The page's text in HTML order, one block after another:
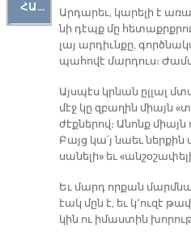
ՀԱՐԹԱԿ
Ար­դա­րեւ, կա­րե­լի է
նի դէպք մը
լայ ար­դիւն­քը,
պա­հո­վէ մար­դուս։
Այս­պէս կրնան ըլ­լալ
մէջ կը զբա­ղին միայն
ժէք­նե­րով։ Ա­նոնք
Բայց կա՛յ նաեւ
սա­նե­լի» եւ
Եւ մարդ որ­քան
էակ մըն է, եւ կ՚ու­զէ
կին ու ի­մաս­տին